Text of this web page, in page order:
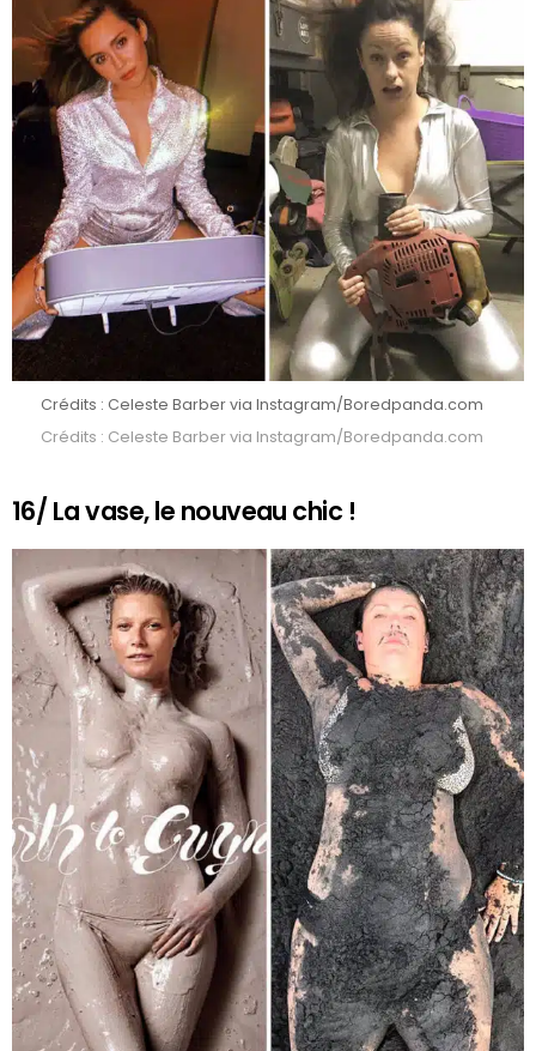
Crédits : Celeste Barber via Instagram/Boredpanda.com
Crédits : Celeste Barber via Instagram/Boredpanda.com
16/ La vase, le nouveau chic !